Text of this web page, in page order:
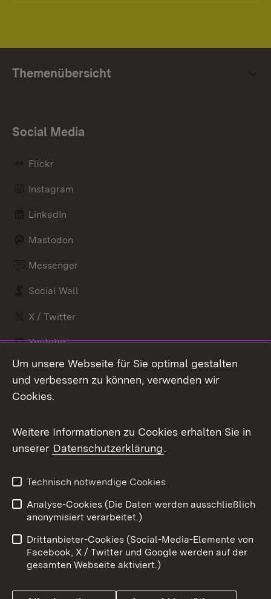
Themenübersicht
Social Media
Flickr
Instagram
LinkedIn
Mastodon
Messenger
Social Wall
X / Twitter
Youtube
Link zum Landesportal
Impressum
Datenschutz
Cookies
Um unsere Webseite für Sie optimal gestalten
und verbessern zu können, verwenden wir
Cookies.
Weitere Informationen zu Cookies erhalten Sie in
unserer Datenschutzerklärung.
Technisch notwendige Cookies
Analyse-Cookies (Die Daten werden ausschließlich
anonymisiert verarbeitet.)
Drittanbieter-Cookies (Social-Media-Elemente von
Facebook, X / Twitter und Google werden auf der
gesamten Webseite aktiviert.)